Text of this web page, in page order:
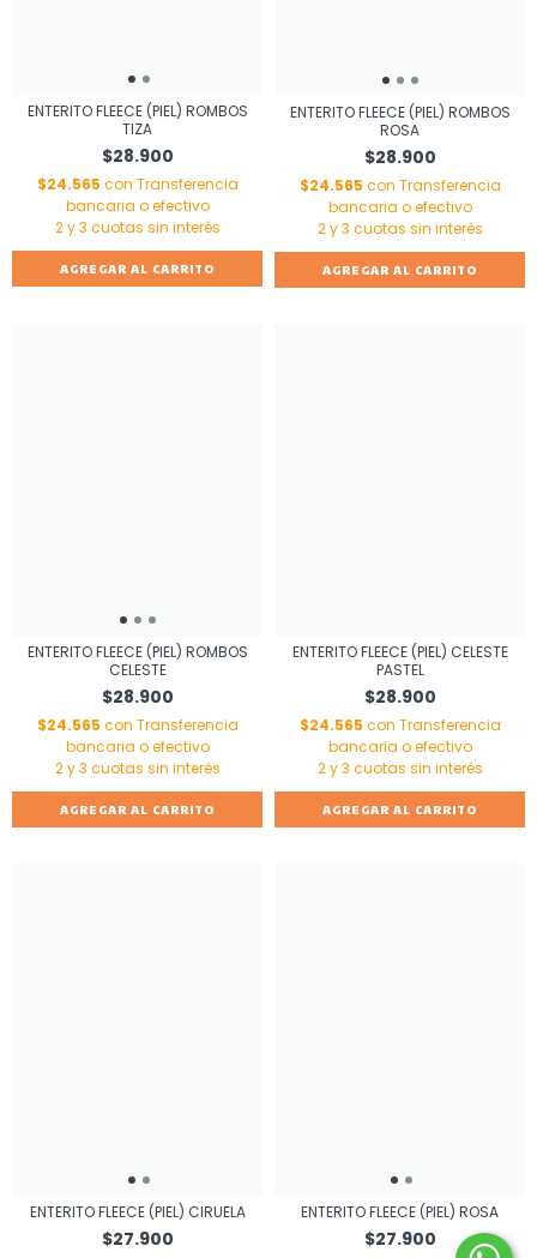
ENTERITO FLEECE (PIEL) ROMBOS
TIZA
$28.900
$24.565 con Transferencia
bancaria o efectivo
AGREGAR AL CARRITO
ENTERITO FLEECE (PIEL) ROMBOS
ROSA
$28.900
$24.565 con Transferencia
bancaria o efectivo
AGREGAR AL CARRITO
ENTERITO FLEECE (PIEL) ROMBOS
CELESTE
$28.900
$24.565 con Transferencia
bancaria o efectivo
AGREGAR AL CARRITO
ENTERITO FLEECE (PIEL) CELESTE
PASTEL
$28.900
$24.565 con Transferencia
bancaria o efectivo
AGREGAR AL CARRITO
ENTERITO FLEECE (PIEL) CIRUELA
$27.900
ENTERITO FLEECE (PIEL) ROSA
$27.900